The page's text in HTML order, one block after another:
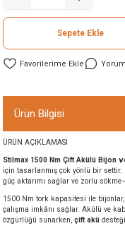
Sepete Ekle
Ürün Bilgisi
ÜRÜN AÇIKLAMASI
Stilmax 1500 Nm Çift Akülü Bijon
için tasarlanmış çok yönlü bir
güç aktarımı sağlar ve zorlu
1500 Nm tork kapasitesi ile
çalışma imkânı sağlar. Akülü ve
özgürlüğü sunarken, çift akü